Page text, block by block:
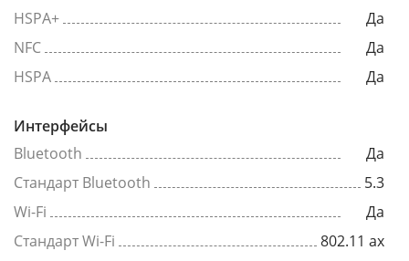
HSPA+
Да
NFC
Да
HSPA
Да
Интерфейсы
Bluetooth
Да
Стандарт Bluetooth
5.3
Wi-Fi
Да
Стандарт Wi-Fi
802.11 ax